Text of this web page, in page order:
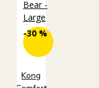
-30 %
Kong